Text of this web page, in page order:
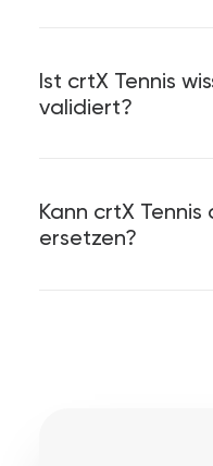
Ist crtX Tennis
validiert?
Kann crtX
ersetzen?